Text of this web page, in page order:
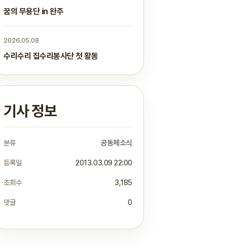
꿈의 무용단 in 완주
2026.05.08
수리수리 집수리봉사단 첫 활동
기사 정보
분류 공동체소식
등록일 2013.03.09 22:00
조회수 3,185
댓글 0